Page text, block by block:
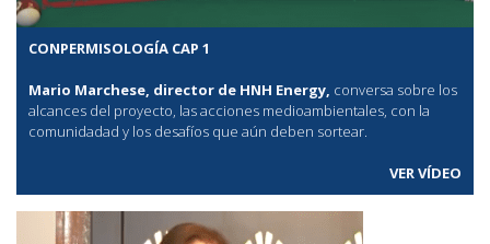
CONPERMISOLOGÍA CAP 1
Mario Marchese, director de HNH Energy, conversa sobre los
alcances del proyecto, las acciones medioambientales, con la
comunidadad y los desafíos que aún deben sortear.
VER VÍDEO